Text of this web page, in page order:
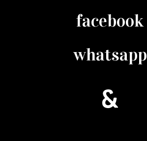
facebook
whatsapp